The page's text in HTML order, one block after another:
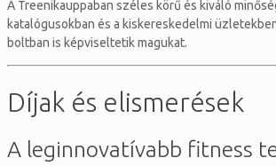
A Treenikauppaban széles körű és kiváló
katalógusokban és a kiskereskedelmi
boltban is képviseltetik magukat.
Díjak és elismerések
A leginnovatívabb fitness